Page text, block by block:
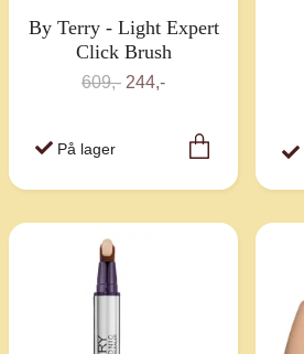
By Terry - Light Expert
Click Brush
609,- 244,-
På lager